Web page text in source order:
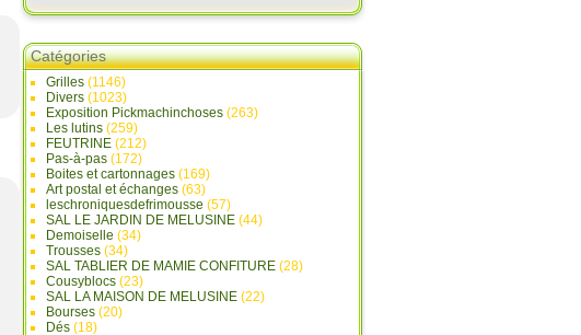
Catégories
Grilles (1146)
Divers (1023)
Exposition Pickmachinchoses (263)
Les lutins (259)
FEUTRINE (212)
Pas-à-pas (172)
Boites et cartonnages (169)
Art postal et échanges (63)
leschroniquesdefrimousse (57)
SAL LE JARDIN DE MELUSINE (44)
Demoiselle (34)
Trousses (34)
SAL TABLIER DE MAMIE CONFITURE (28)
Cousyblocs (23)
SAL LA MAISON DE MELUSINE (22)
Bourses (20)
Dés (18)